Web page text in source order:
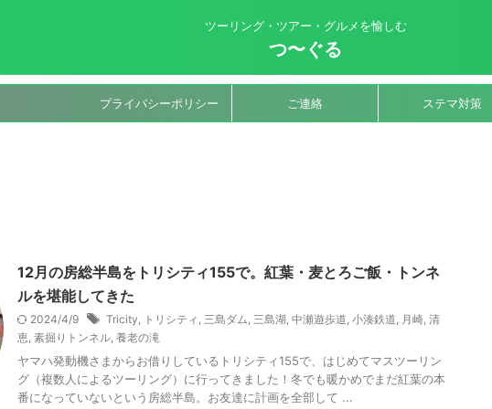
ツーリング・ツアー・グルメを愉しむ
つ〜ぐる
プライバシーポリシー ご連絡 ステマ対策
12月の房総半島をトリシティ155で。紅葉・麦とろご飯・トンネ
ルを堪能してきた
2024/4/9 Tricity, トリシティ , 三島ダム, 三島湖, 中瀬遊歩道, 小湊鉄道, 月崎, 清
恵, 素掘りトンネル, 養老の滝
ヤマハ発動機さまからお借りしているトリシティ155で、はじめてマスツーリン
グ（複数人によるツーリング）に行ってきました！冬でも暖かめでまだ紅葉の本
番になっていないという房総半島。お友達に計画を全部して ...